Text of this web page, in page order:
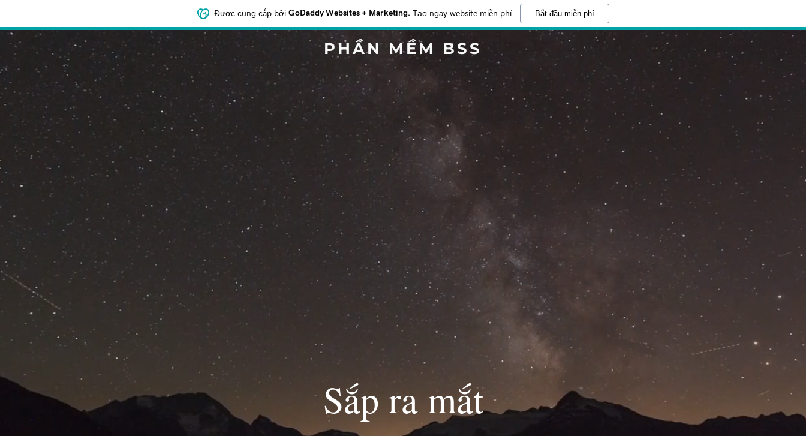
Được cung cấp bởi GoDaddy Websites + Marketing. Tạo ngay website miễn phí. Bắt đầu miễn phí
PHẦN MỀM BSS
Sắp ra mắt